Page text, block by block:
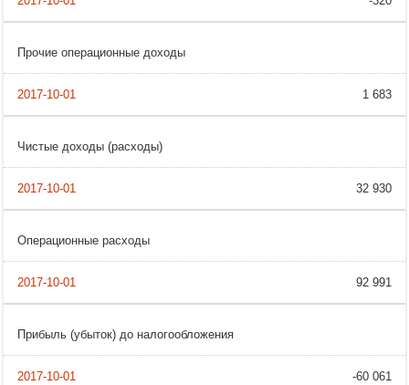
Прочие операционные доходы
1 683
Чистые доходы (расходы)
32 930
Операционные расходы
92 991
Прибыль (убыток) до налогообложения
-60 061